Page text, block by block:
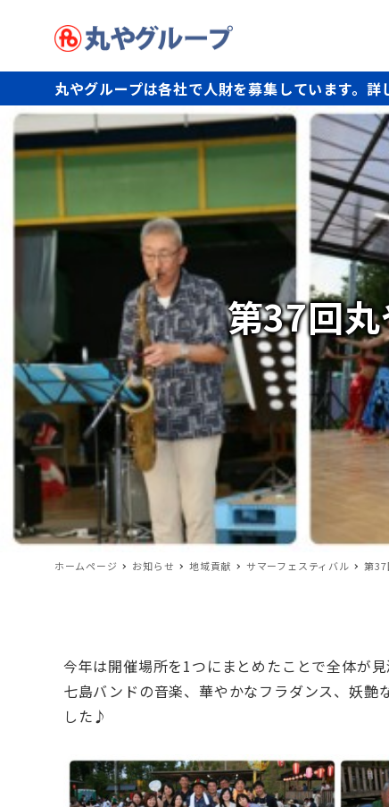
丸やグループは各社で人財を募集しています。詳
第37回
ホームページ お知らせ 地域貢献 サマーフェスティバル 第
今年は開催場所を1つにまとめたことで全体が
七島バンドの音楽、華やかなフラダンス、妖艶
した♪